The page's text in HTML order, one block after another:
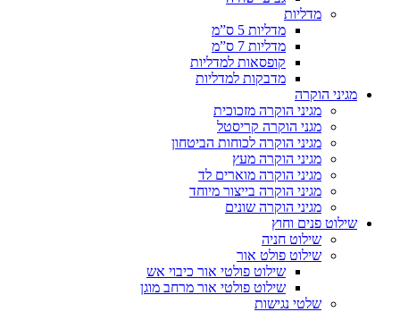
מדליות
מדליות 5 ס”מ
מדליות 7 ס”מ
קופסאות למדליות
מדבקות למדליות
מגיני הוקרה
מגיני הוקרה מזכוכית
מגני הוקרה קריסטל
מגיני הוקרה לכוחות הביטחון
מגיני הוקרה מעץ
מגיני הוקרה מוארים לד
מגיני הוקרה בייצור מיוחד
מגיני הוקרה שונים
שילוט פנים וחוץ
שילוט חניה
שילוט פולט אור
שילוט פולטי אור כיבוי אש
שילוט פולטי אור מרחב מוגן
שלטי נגישות